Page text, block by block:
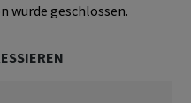
wurde geschlossen.